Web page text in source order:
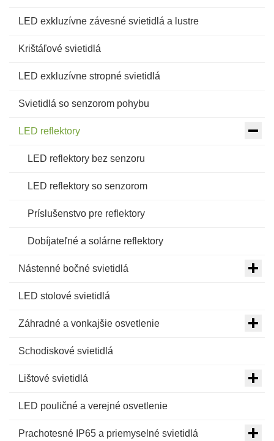
LED exkluzívne závesné svietidlá a lustre
Krištáľové svietidlá
LED exkluzívne stropné svietidlá
Svietidlá so senzorom pohybu
LED reflektory
LED reflektory bez senzoru
LED reflektory so senzorom
Príslušenstvo pre reflektory
Dobíjateľné a solárne reflektory
Nástenné bočné svietidlá
LED stolové svietidlá
Záhradné a vonkajšie osvetlenie
Schodiskové svietidlá
Lištové svietidlá
LED pouličné a verejné osvetlenie
Prachotesné IP65 a priemyselné svietidlá